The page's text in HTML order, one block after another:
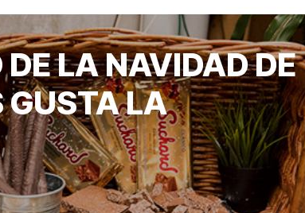
LA NAVIDAD DE
GUSTA LA